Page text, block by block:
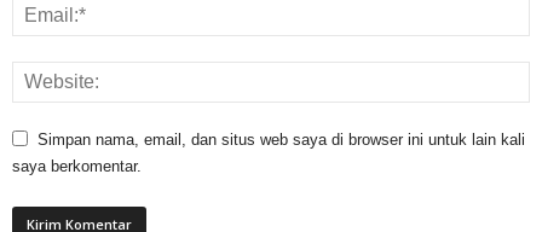
Simpan nama, email, dan situs web saya di browser ini untuk lain kali
saya berkomentar.